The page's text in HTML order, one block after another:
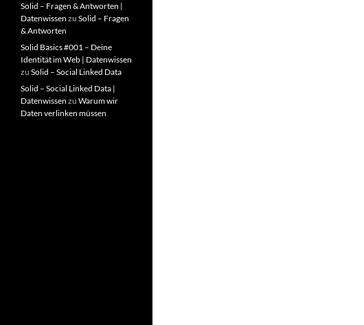
Solid – Fragen & Antworten |
Datenwissen zu Solid – Fragen
& Antworten
Solid Basics #001 – Deine
Identität im Web | Datenwissen
zu Solid – Social Linked Data
Solid – Social Linked Data |
Datenwissen zu Warum wir
Daten verlinken müssen